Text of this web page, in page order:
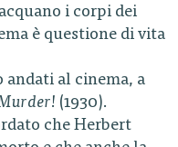
i corpi dei
è questione di vita
andati al cinema, a
(1930).
che Herbert